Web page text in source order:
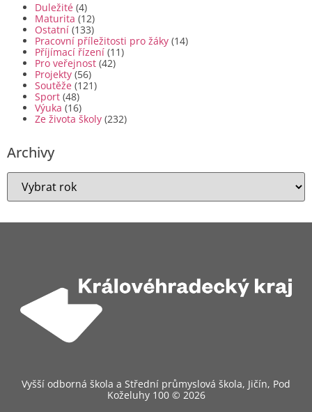
Duležité (4)
Maturita (12)
Ostatní (133)
Pracovní příležitosti pro žáky (14)
Příjímací řízení (11)
Pro veřejnost (42)
Projekty (56)
Soutěže (121)
Sport (48)
Výuka (16)
Ze života školy (232)
Archivy
Vyšší odborná škola a Střední průmyslová škola, Jičín, Pod
Koželuhy 100 © 2026